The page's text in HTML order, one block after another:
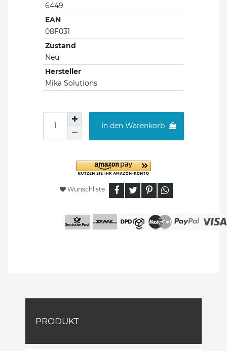
6449
EAN
08F031
Zustand
Neu
Hersteller
Mika Solutions
In den Warenkorb
Wunschliste
PRODUKT